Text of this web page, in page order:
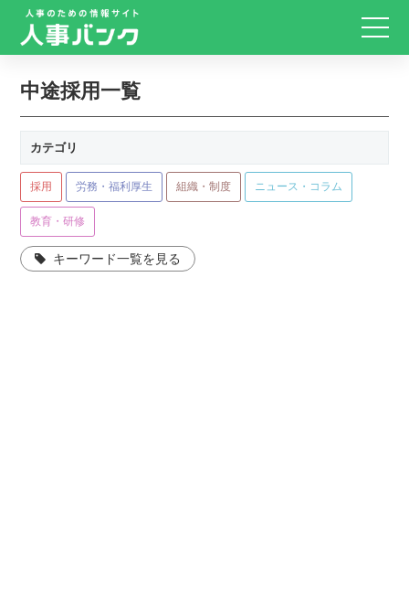
中途採用一覧
カテゴリ
採用 労務・福利厚生 組織・制度 ニュース・コラム
教育・研修
キーワード一覧を見る